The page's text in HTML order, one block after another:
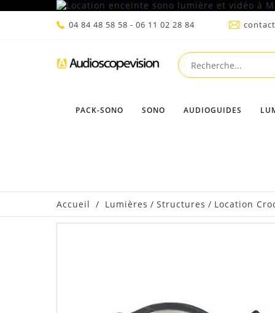
04 84 48 58 58 - 06 11 02 28 84
PACK-SONO SONO AUDIOGUIDES
Accueil / Lumières / Structures / Location